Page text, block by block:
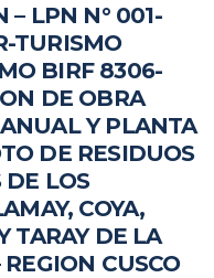
– LPN N° 001-
TURISMO
BIRF 8306-
DE OBRA
Y PLANTA
DE RESIDUOS
LOS
COYA,
TARAY DE LA
CUSCO